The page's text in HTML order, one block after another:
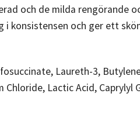
och de milda rengörande
i konsistensen och ger ett
Laureth-3,
Chloride, Lactic Acid,